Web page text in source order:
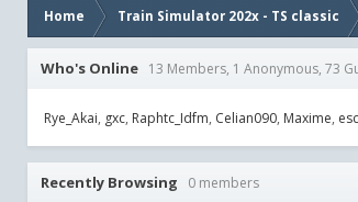
Home Train Simulator 202x - TS classic
Who's Online 13 Members, 1 Anonymous, 73
Rye_Akai gxc Raphtc_Idfm Celian090 Maxime
Recently Browsing 0 members